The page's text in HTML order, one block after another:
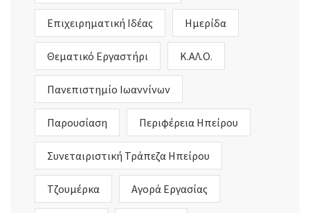
Επιχειρηματική Ιδέας Ημερίδα
Θεματικό Εργαστήρι Κ.ΑΛ.Ο.
Πανεπιστημίο Ιωαννίνων
Παρουσίαση Περιφέρεια Ηπείρου
Συνεταιριστική Τράπεζα Ηπείρου
Τζουμέρκα Αγορά Εργασίας